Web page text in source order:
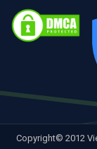
Copyright© 2012